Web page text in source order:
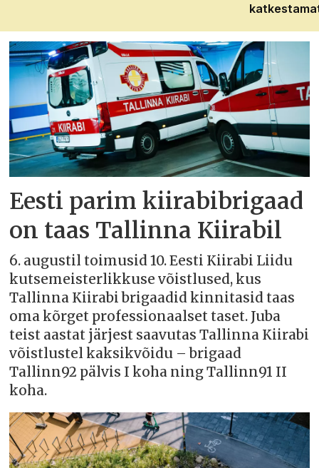
Eesti parim kiirabibrigaad
on taas Tallinna Kiirabil
6. augustil toimusid 10. Eesti Kiirabi Liidu
kutsemeisterlikkuse võistlused, kus
Tallinna Kiirabi brigaadid kinnitasid taas
oma kõrget professionaalset taset. Juba
teist aastat järjest saavutas Tallinna Kiirabi
võistlustel kaksikvõidu – brigaad
Tallinn92 pälvis I koha ning Tallinn91 II
koha.